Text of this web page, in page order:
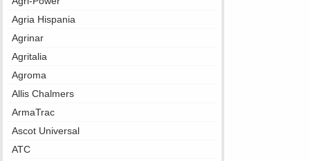
Agria Hispania
Agrinar
Agritalia
Agroma
Allis Chalmers
ArmaTrac
Ascot Universal
ATC